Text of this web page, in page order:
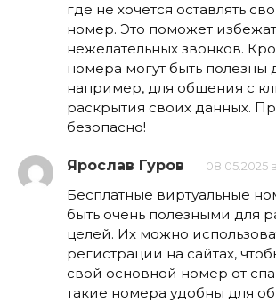
где не хочется оставлять
номер. Это поможет
нежелательных звонков.
номера могут быть полезны
например, для общения с
раскрытия своих данных.
безопасно!
Ярослав Гуров 08.05.2025 в
Бесплатные виртуальные
быть очень полезными для
целей. Их можно
регистрации на сайтах,
свой основной номер от
такие номера удобны для